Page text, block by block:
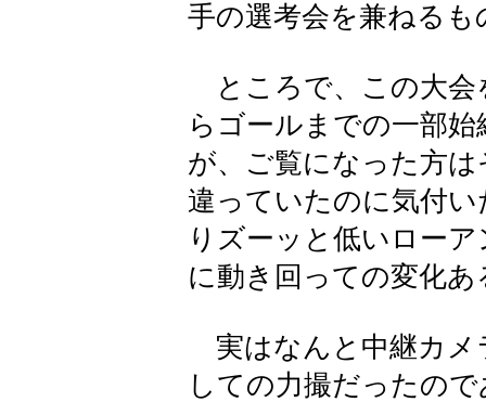
手の選考会を兼ねるも
ところで、この大会
らゴールまでの一部
が、ご覧になった方
違っていたのに気付
りズーッと低いロー
に動き回っての変化あ
実はなんと中継カメ
しての力撮だったの